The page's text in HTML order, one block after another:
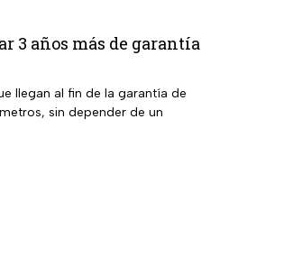
3 años más de garantía
llegan al fin de la garantía de
sin depender de un